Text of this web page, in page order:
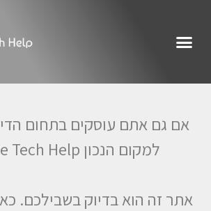
אם גם אתם עוסקים בתחום
למקום הנכון Affiliate Tech Help.
אתר זה הוא בדיוק בשבילכם.